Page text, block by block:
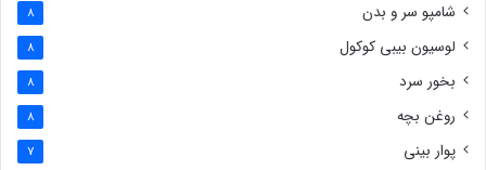
شامپو سر و بدن 8
لوسیون بیبی کوکول 8
بخور سرد 8
روغن بچه 8
پوار بینی 7